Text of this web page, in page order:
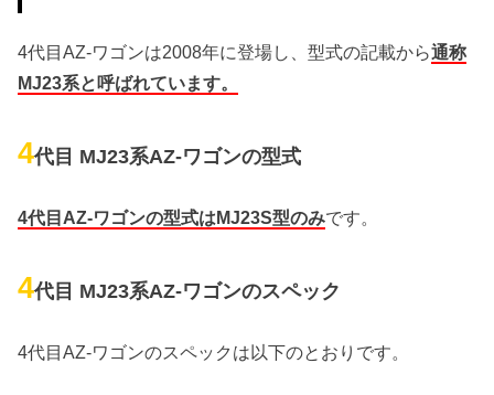
4代目AZ-ワゴンは2008年に登場し、型式の記載から通称
MJ23系と呼ばれています。
4代目 MJ23系AZ-ワゴンの型式
4代目AZ-ワゴンの型式はMJ23S型のみです。
4代目 MJ23系AZ-ワゴンのスペック
4代目AZ-ワゴンのスペックは以下のとおりです。